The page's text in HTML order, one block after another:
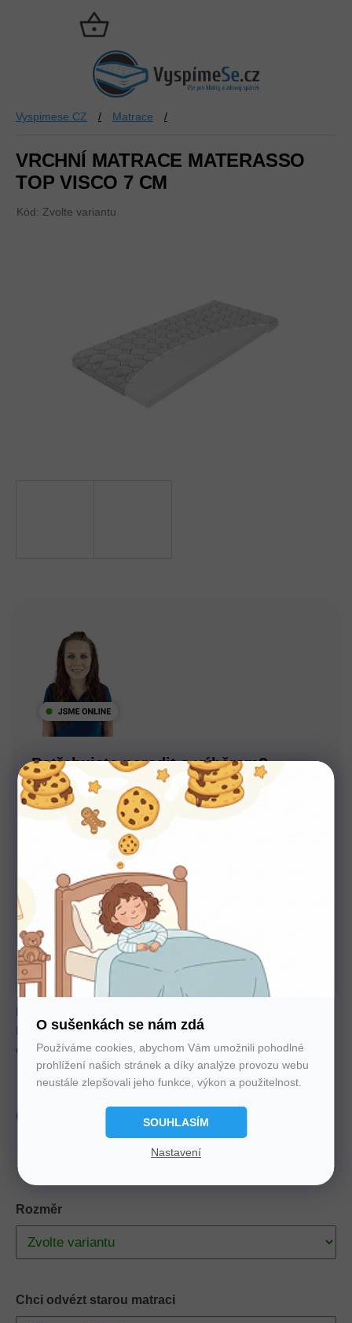
O sušenkách se nám zdá
Používáme cookies, abychom Vám umožnili pohodlné
prohlížení našich stránek a díky analýze provozu webu
neustále zlepšovali jeho funkce, výkon a použitelnost.
SOUHLASÍM
Nastavení
NÁKUPNÍ
KOŠÍK
Vyspimese.CZ / Matrace /
VRCHNÍ MATRACE MATERASSO
TOP VISCO 7 CM
Kód: Zvolte variantu
Potřebujete poradit s výběrem?
Nechte nám na sebe číslo. Zavoláme vám a se vším
poradíme
U nás nakupujte bez starostí
Autorizovaný prodejce všech značek. 100%
záruka. Záruční i pozáruční servis.
Rozměr
Chci odvézt starou matraci
Komfortní topper z paměťové pěny pro lepší spánek.
Rovnoměrně rozkládá váhu těla a poskytuje ortopedickou
oporu páteři. Potah je snímatelný a pratelný.
7 cm
Výška Doprava
Zdarma
Slovenský